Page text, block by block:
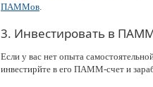
ПАММов.
3. Инвестировать в
Если у вас нет опыта
инвестирйте в его ПАММ-счет и